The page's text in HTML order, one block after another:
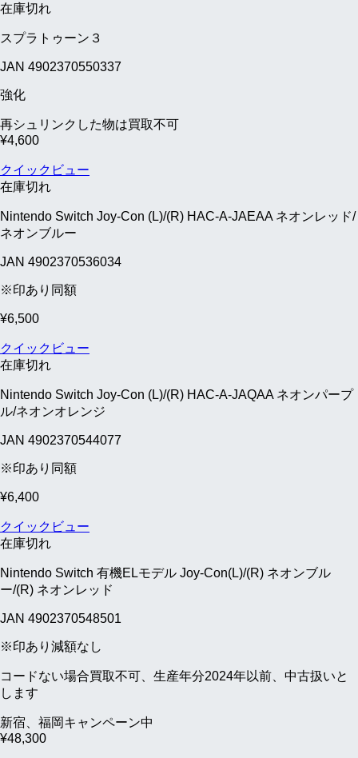
在庫切れ
スプラトゥーン３
JAN 4902370550337
強化
再シュリンクした物は買取不可
¥4,600
クイックビュー
在庫切れ
Nintendo Switch Joy-Con (L)/(R) HAC-A-JAEAA ネオンレッド/
ネオンブルー
JAN 4902370536034
※印あり同額
¥6,500
クイックビュー
在庫切れ
Nintendo Switch Joy-Con (L)/(R) HAC-A-JAQAA ネオンパープ
ル/ネオンオレンジ
JAN 4902370544077
※印あり同額
¥6,400
クイックビュー
在庫切れ
Nintendo Switch 有機ELモデル Joy-Con(L)/(R) ネオンブル
ー/(R) ネオンレッド
JAN 4902370548501
※印あり減額なし
コードない場合買取不可、生産年分2024年以前、中古扱いと
します
新宿、福岡キャンペーン中
¥48,300